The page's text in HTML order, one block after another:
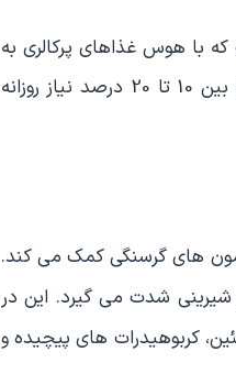
هوس غذاهای پرکالری به
ویژه شیرینی ها پاسخ دهد. بنابراین داشتن یک کسری کالری منطقی و تدریجی که معمولاً بین 10 تا 20 درصد نیاز روزانه
های گرسنگی کمک می کند.
شدت می گیرد. این در
کربوهیدرات های پیچیده و